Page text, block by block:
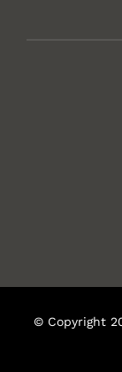
© Copyright